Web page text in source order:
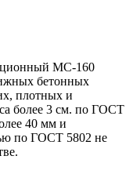
МС-160
бетонных
плотных и
более 3 см. по ГОСТ
40 мм и
по ГОСТ 5802 не